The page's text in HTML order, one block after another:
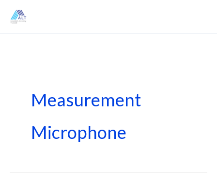
content
Measurement
Microphone